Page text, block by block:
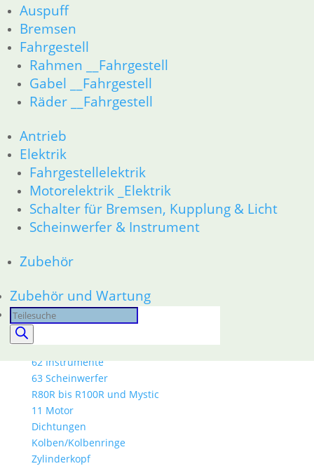
Auspuff
Bremsen
Fahrgestell
Rahmen __Fahrgestell
Gabel __Fahrgestell
Räder __Fahrgestell
Antrieb
Elektrik
Fahrgestellelektrik
Motorelektrik _Elektrik
Schalter für Bremsen, Kupplung & Licht
Scheinwerfer & Instrument
Zubehör
Zubehör und Wartung
Products
search
52 Sitzbank
R80GS bis R100GS PD 1990
11 Motor
Dichtungen
Kolben/Kolbenringe
Zylinderkopf
12 Motorelektrik
16 Tank
18 Auspuff
21 Kupplung
23 Getriebe
26 Kardanwelle
31 Telegabel
32 Lenkung
34 Bremsen
46 Rahmen & Verkleidung
51 Spiegel & Schlösser
52 Sitzbank
61 Fahrzeugelektrik
62 Instrumente
63 Scheinwerfer
R80R bis R100R und Mystic
11 Motor
Dichtungen
Kolben/Kolbenringe
Zylinderkopf